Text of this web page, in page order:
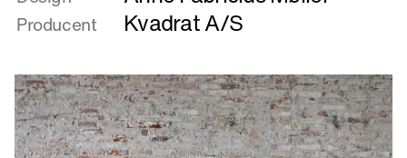
KJOLE_STOL
Producent Kvadrat A/S